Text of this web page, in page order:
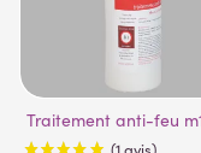
Traitement anti-feu